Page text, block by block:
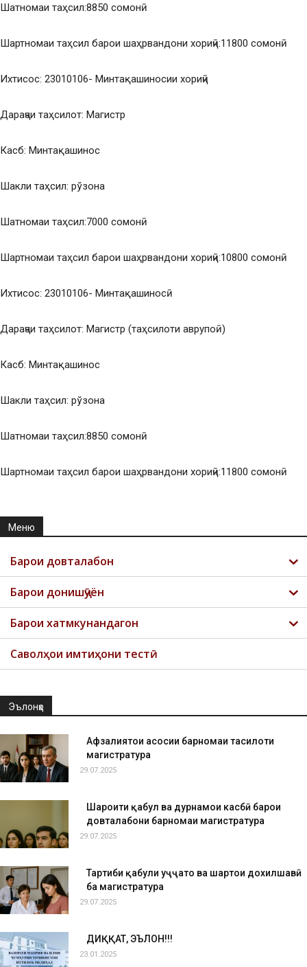
Шатномаи таҳсил:8850 сомонӣ
Шартномаи таҳсил барои шаҳрвандони хориҷӣ:11800 сомонӣ
Ихтисос: 23010106- Минтақашиносии хориҷӣ
Дараҷаи таҳсилот: Магистр
Касб: Минтақашинос
Шакли таҳсил: рўзона
Шатномаи таҳсил:7000 сомонӣ
Шартномаи таҳсил барои шаҳрвандони хориҷӣ:10800 сомонӣ
Ихтисос: 23010106- Минтақашиносӣ
Дараҷаи таҳсилот: Магистр (таҳсилоти аврупоӣ)
Касб: Минтақашинос
Шакли таҳсил: рўзона
Шатномаи таҳсил:8850 сомонӣ
Шартномаи таҳсил барои шаҳрвандони хориҷӣ:11800 сомонӣ
Меню
Барои довталабон
Барои донишҷӯён
Барои хатмкунандагон
Саволҳои имтиҳони тестӣ
Эълонҳо
Афзалиятҳои асосии барномаи таҳсилоти
магистратура
29.07.2025
Шароити қабул ва дурнамои касбӣ барои
довталабони барномаи магистратура
29.07.2025
Тартиби қабули ҳуҷҷатҳо ва шартҳои дохилшавӣ
ба магистратура
29.07.2025
ДИҚҚАТ, ЭЪЛОН!!!
23.01.2025